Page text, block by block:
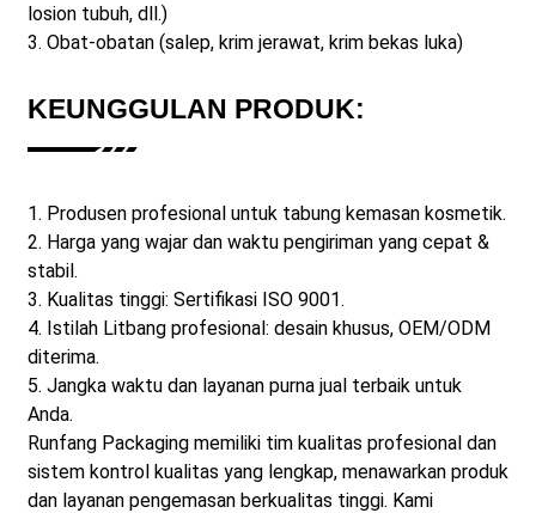
losion tubuh, dll.)
3. Obat-obatan (salep, krim jerawat, krim bekas luka)
KEUNGGULAN PRODUK:
1. Produsen profesional untuk tabung kemasan kosmetik.
2. Harga yang wajar dan waktu pengiriman yang cepat &
stabil.
3. Kualitas tinggi: Sertifikasi ISO 9001.
4. Istilah Litbang profesional: desain khusus, OEM/ODM
diterima.
5. Jangka waktu dan layanan purna jual terbaik untuk
Anda.
Runfang Packaging memiliki tim kualitas profesional dan
sistem kontrol kualitas yang lengkap, menawarkan produk
dan layanan pengemasan berkualitas tinggi. Kami